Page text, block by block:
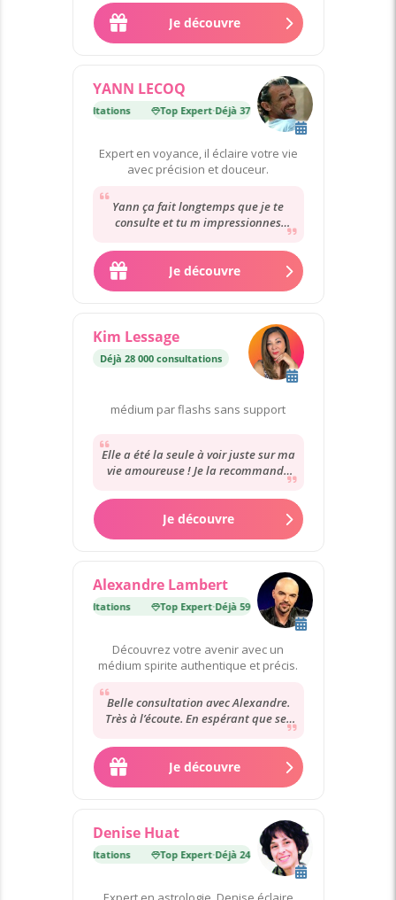
Je découvre
YANN LECOQ
Déjà 37 000 consultations Top Expert·Déjà 37 000 consultations
Expert en voyance, il éclaire votre vie
avec précision et douceur.
Yann ça fait longtemps que je te
consulte et tu m impressionnes
toujours autant . Avec un prénom tu
décris les...
Je découvre
Kim Lessage
Déjà 28 000 consultations
médium par flashs sans support
Elle a été la seule à voir juste sur ma
vie amoureuse ! Je la recommande
fortement ! Je consulte Kim depuis
des...
Je découvre
Alexandre Lambert
Déjà 59 000 consultations Top Expert·Déjà 59 000 consultations
Découvrez votre avenir avec un
médium spirite authentique et précis.
Belle consultation avec Alexandre.
Très à l’écoute. En espérant que ses
Je découvre
Denise Huat
Déjà 24 000 consultations Top Expert·Déjà 24 000 consultations